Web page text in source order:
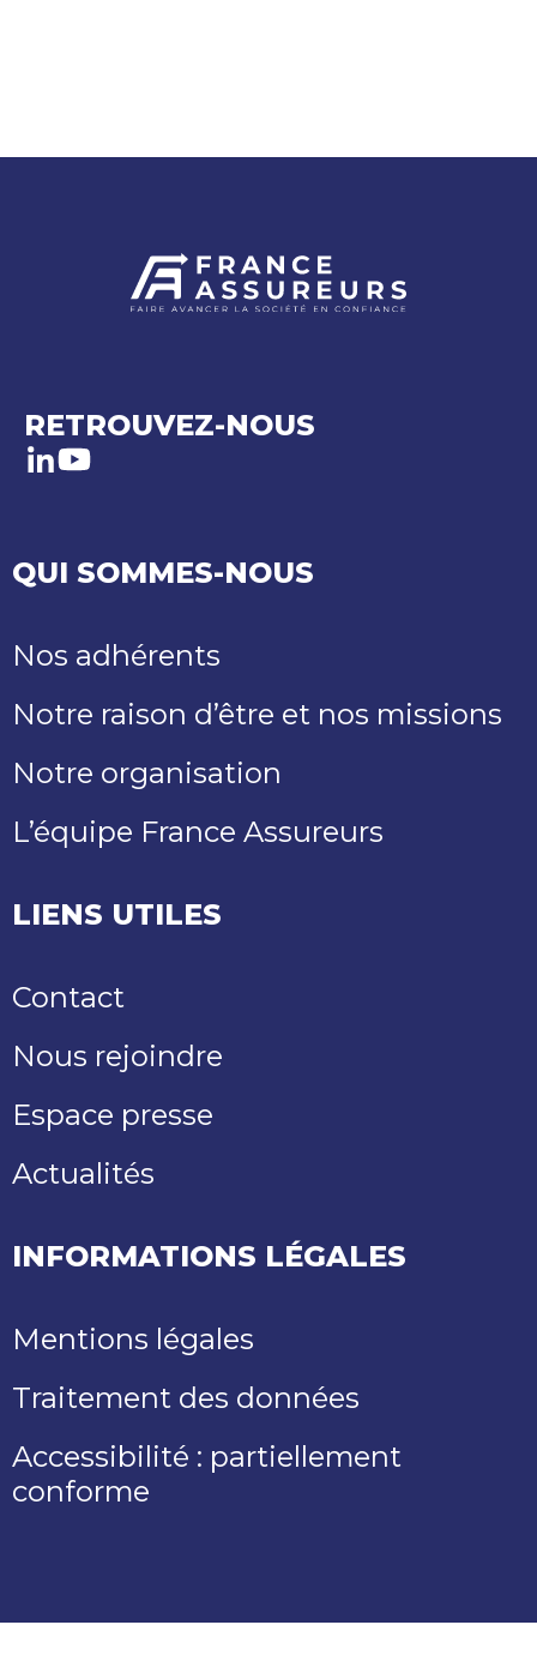
RETROUVEZ-NOUS
LinkedIn
Youtube
QUI SOMMES-NOUS
Nos adhérents
Notre raison d’être et nos missions
Notre organisation
L’équipe France Assureurs
LIENS UTILES
Contact
Nous rejoindre
Espace presse
Actualités
INFORMATIONS LÉGALES
Mentions légales
Traitement des données
Accessibilité : partiellement
conforme